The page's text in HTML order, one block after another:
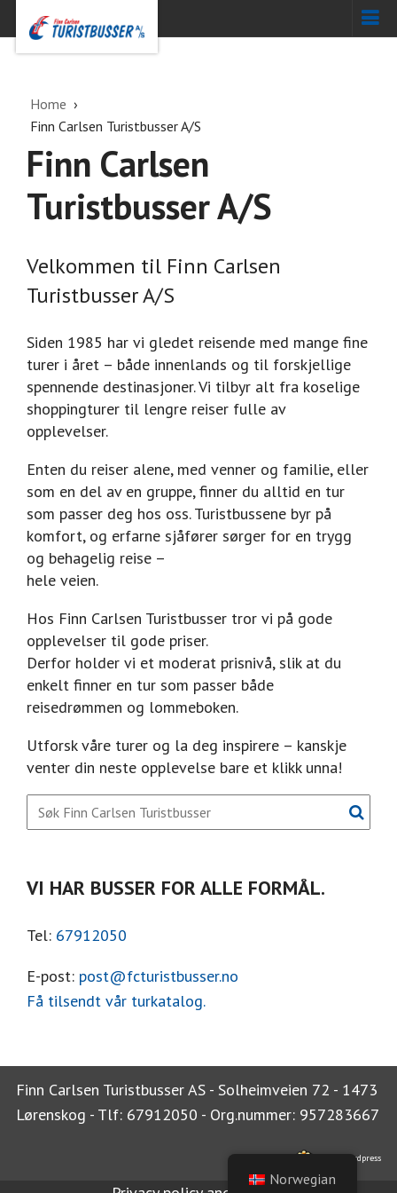
Home
Finn Carlsen Turistbusser A/S
Finn Carlsen
Turistbusser A/S
Velkommen til Finn Carlsen
Turistbusser A/S
Siden 1985 har vi gledet reisende med mange fine
turer i året – både innenlands og til forskjellige
spennende destinasjoner. Vi tilbyr alt fra koselige
shoppingturer til lengre reiser fulle av
opplevelser.
Enten du reiser alene, med venner og familie, eller
som en del av en gruppe, finner du alltid en tur
som passer deg hos oss. Turistbussene byr på
komfort, og erfarne sjåfører sørger for en trygg
og behagelig reise –
hele veien.
Hos Finn Carlsen Turistbusser tror vi på gode
opplevelser til gode priser.
Derfor holder vi et moderat prisnivå, slik at du
enkelt finner en tur som passer både
reisedrømmen og lommeboken.
Utforsk våre turer og la deg inspirere – kanskje
venter din neste opplevelse bare et klikk unna!
VI HAR BUSSER FOR ALLE FORMÅL.
Tel: 67912050
E-post: post@fcturistbusser.no
Få tilsendt vår turkatalog.
Finn Carlsen Turistbusser AS - Solheimveien 72 - 1473
Lørenskog - Tlf: 67912050 - Org.nummer: 957283667
idium wordpress
Norwegian